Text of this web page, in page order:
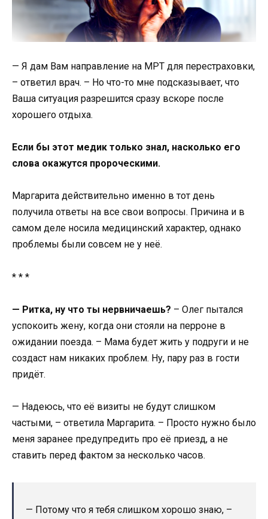
— Я дам Вам направление на МРТ для перестраховки,
– ответил врач. – Но что-то мне подсказывает, что
Ваша ситуация разрешится сразу вскоре после
хорошего отдыха.
Если бы этот медик только знал, насколько его
слова окажутся пророческими.
Маргарита действительно именно в тот день
получила ответы на все свои вопросы. Причина и в
самом деле носила медицинский характер, однако
проблемы были совсем не у неё.
* * *
— Ритка, ну что ты нервничаешь? – Олег пытался
успокоить жену, когда они стояли на перроне в
ожидании поезда. – Мама будет жить у подруги и не
создаст нам никаких проблем. Ну, пару раз в гости
придёт.
— Надеюсь, что её визиты не будут слишком
частыми, – ответила Маргарита. – Просто нужно было
меня заранее предупредить про её приезд, а не
ставить перед фактом за несколько часов.
— Потому что я тебя слишком хорошо знаю, –